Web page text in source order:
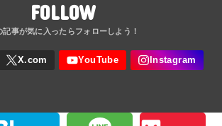
FOLLOW